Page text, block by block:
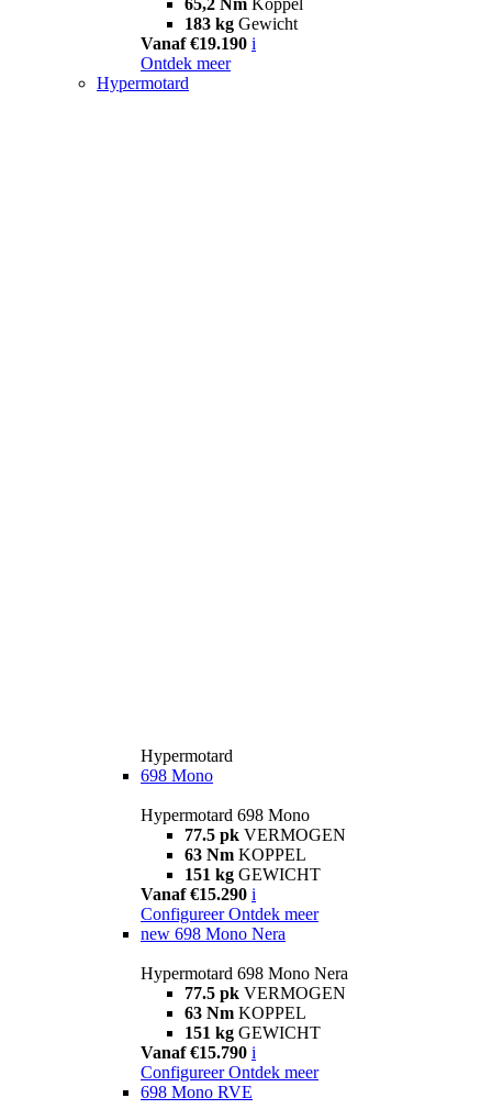
183 kg Gewicht
Vanaf €19.190 i
Ontdek meer
Hypermotard
Hypermotard
698 Mono
Hypermotard 698 Mono
77.5 pk VERMOGEN
63 Nm KOPPEL
151 kg GEWICHT
Vanaf €15.290 i
Configureer Ontdek meer
new 698 Mono Nera
Hypermotard 698 Mono Nera
77.5 pk VERMOGEN
63 Nm KOPPEL
151 kg GEWICHT
Vanaf €15.790 i
Configureer Ontdek meer
698 Mono RVE